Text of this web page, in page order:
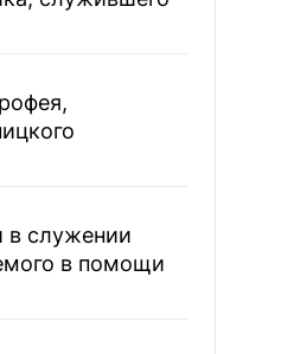
в служении
в помощи